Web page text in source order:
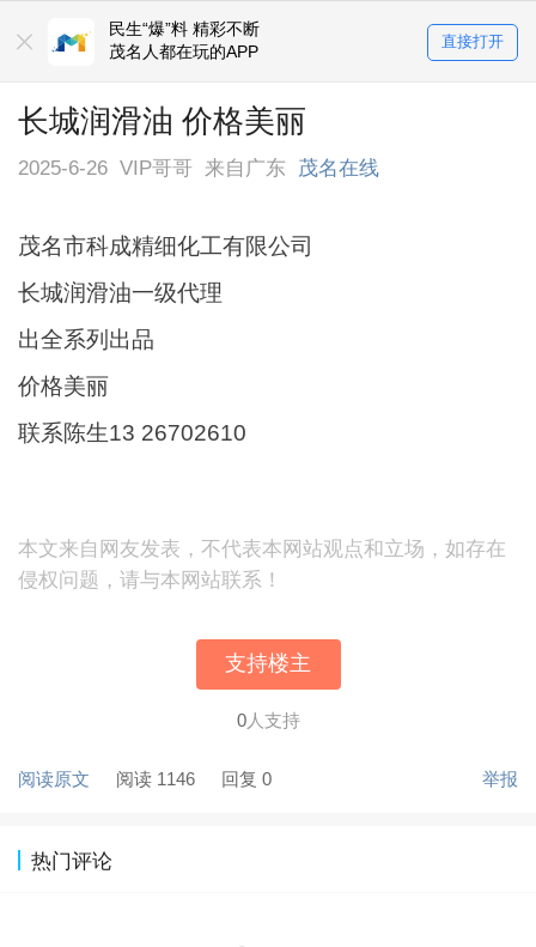
民生“爆”料 精彩不断
茂名人都在玩的APP
直接打开
长城润滑油 价格美丽
2025-6-26 VIP哥哥 来自广东 茂名在线
茂名市科成精细化工有限公司
长城润滑油一级代理
出全系列出品
价格美丽
联系陈生13 26702610
本文来自网友发表，不代表本网站观点和立场，如存在
侵权问题，请与本网站联系！
支持楼主
0人支持
阅读原文 阅读 1146 回复 0 举报
热门评论